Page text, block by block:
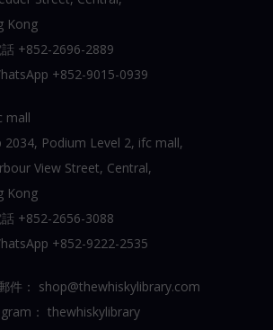
Kong
話 +852-2696-2889
+852-9015-0939
mall
2034, Podium Level 2, ifc mall,
View Street, Central,
Kong
話 +852-2656-3088
+852-9222-2535
件： shop@thewhiskylibrary.com
： thewhiskylibrary